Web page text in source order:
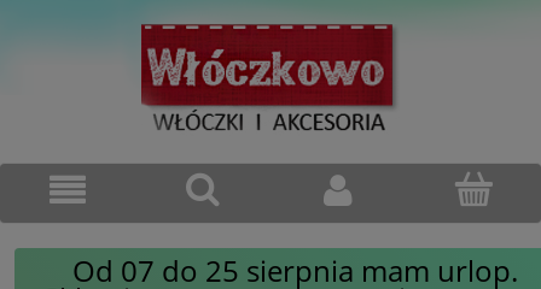
Od 07 do 25 sierpnia mam urlop.